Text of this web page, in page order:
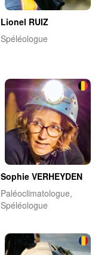
Lionel RUIZ
Spéléologue
Sophie VERHEYDEN
Paléoclimatologue,
Spéléologue